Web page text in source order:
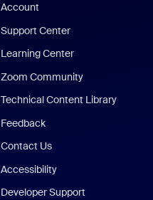
Account
Support Center
Learning Center
Zoom Community
Technical Content Library
Feedback
Contact Us
Accessibility
Developer Support